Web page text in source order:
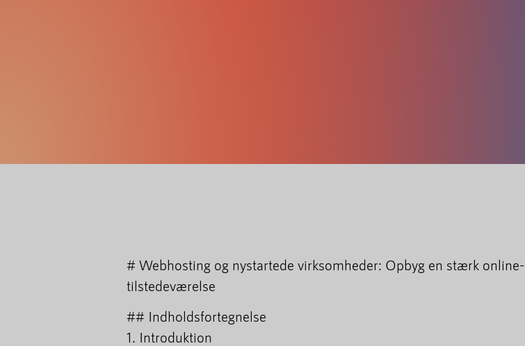
# Webhosting og nystartede virksomheder: Opbyg en stærk online-
tilstedeværelse
## Indholdsfortegnelse
1. Introduktion